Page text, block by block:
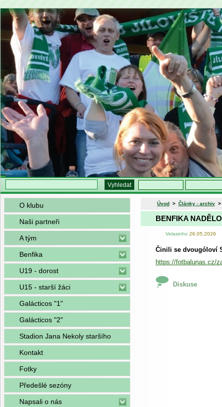
O klubu
Naši partneři
A tým
Benfika
U19 - dorost
U15 - starší žáci
Galácticos "1"
Galácticos "2"
Stadion Jana Nekoly staršího
Kontakt
Fotky
Předešlé sezóny
Napsali o nás
Úvod > Články - archiv >
BENFIKA
Velasinho 26.05.2026
Činili se dvougóloví
https://fotbalunas.cz/
Diskuse